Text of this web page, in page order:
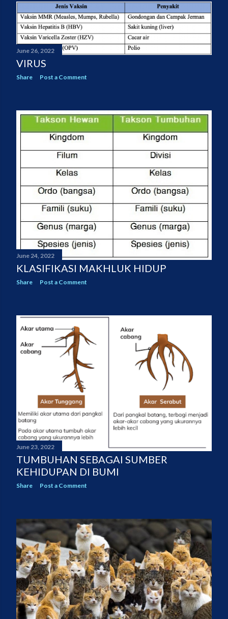
June 26, 2022
VIRUS
Share Post a Comment
June 24, 2022
KLASIFIKASI MAKHLUK HIDUP
Share Post a Comment
June 23, 2022
TUMBUHAN SEBAGAI SUMBER
KEHIDUPAN DI BUMI
Share Post a Comment